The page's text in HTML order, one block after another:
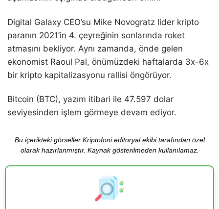
Digital Galaxy CEO’su Mike Novogratz lider kripto
paranın 2021’in 4. çeyreğinin sonlarında roket
atmasını bekliyor. Aynı zamanda, önde gelen
ekonomist Raoul Pal, önümüzdeki haftalarda 3x-6x
bir kripto kapitalizasyonu rallisi öngörüyor.
Bitcoin (BTC), yazım itibari ile 47.597 dolar
seviyesinden işlem görmeye devam ediyor.
Bu içerikteki görseller Kriptofoni editoryal ekibi tarafından özel
olarak hazırlanmıştır. Kaynak gösterilmeden kullanılamaz.